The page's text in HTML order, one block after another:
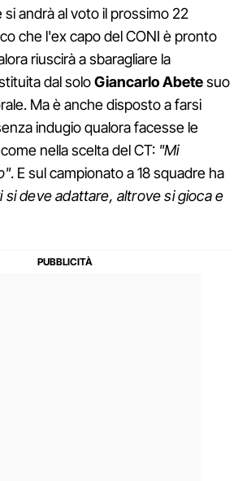
si andrà al voto il prossimo 22
che l'ex capo del CONI è pronto
riuscirà a sbaragliare la
dal soloGiancarlo Abetesuo
Ma è anche disposto a farsi
indugio qualora facesse le
nella scelta del CT: "Mi
. E sul campionato a 18 squadre ha
si deve adattare, altrove si gioca e